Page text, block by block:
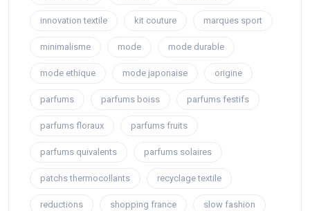
innovation textile kit couture marques sport
minimalisme mode mode durable
mode ethique mode japonaise origine
parfums parfums boiss parfums festifs
parfums floraux parfums fruits
parfums quivalents parfums solaires
patchs thermocollants recyclage textile
reductions shopping france slow fashion